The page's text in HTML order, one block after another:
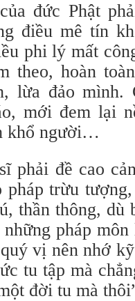
đức Phật
điều mê tín
phi lý mất
theo, hoàn
lừa đảo mình.
mới đem lại
khổ người…
phải đề cao
pháp trừu
thần thông, dù
pháp
vị nên nhớ
tu tập mà
đời tu mà